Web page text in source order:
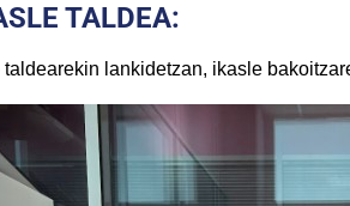
TALDEA:
taldearekin lankidetzan, ikasle